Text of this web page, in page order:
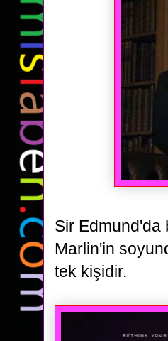
Sir Edmund'da
Marlin'in
tek kişidir.